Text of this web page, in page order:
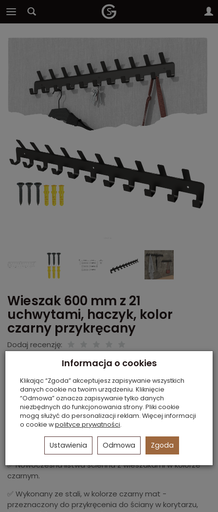
Wieszak 600 mm z 21
uchwytami, haczyk, kolor
czarny przykręcany
Dodaj recenzję:
Global Service
Cena netto:30,73 zł 37,80 zł
szt. dodaj do koszyka
✅ Nowoczesna listwa ścienna z wieszakami w kolorze
czarnym.
✅ Wykonany ze stali, w kolorze czarny mat -
przeznaczony do przykręcenia do ściany w korytarzu,
Informacja o cookies
Klikając “Zgoda” akceptujesz zapisywanie wszystkich
danych cookie na twoim urządzeniu. Kliknięcie
“Odmowa” oznacza zapisywanie tylko danych
niezbędnych do funkcjonowania strony. Pliki cookie
mogą służyć do personalizacji reklam. Więcej informacji
o cookie wpolityce prywatności.
Ustawienia Odmowa Zgoda